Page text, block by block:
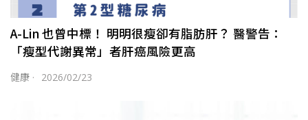
A-Lin 也曾中標！ 明明很瘦卻有脂肪肝？ 醫警告：
「瘦型代謝異常」者肝癌風險更高
健康 · 2026/02/23